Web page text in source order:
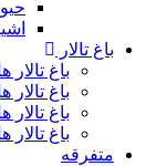
باغ تالار
باغ
باغ
باغ
باغ
متفرقه